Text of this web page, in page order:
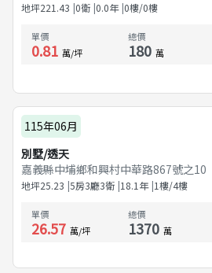
地坪221.43 0衛 0.0年 0樓/0樓
單價
0.81 萬/坪
總價
180 萬
115年06月
別墅/透天
嘉義縣中埔鄉和興村中華路867號之10
地坪25.23 5房3廳3衛 18.1 年 1樓/4樓
單價
26.57 萬/坪
總價
1370 萬